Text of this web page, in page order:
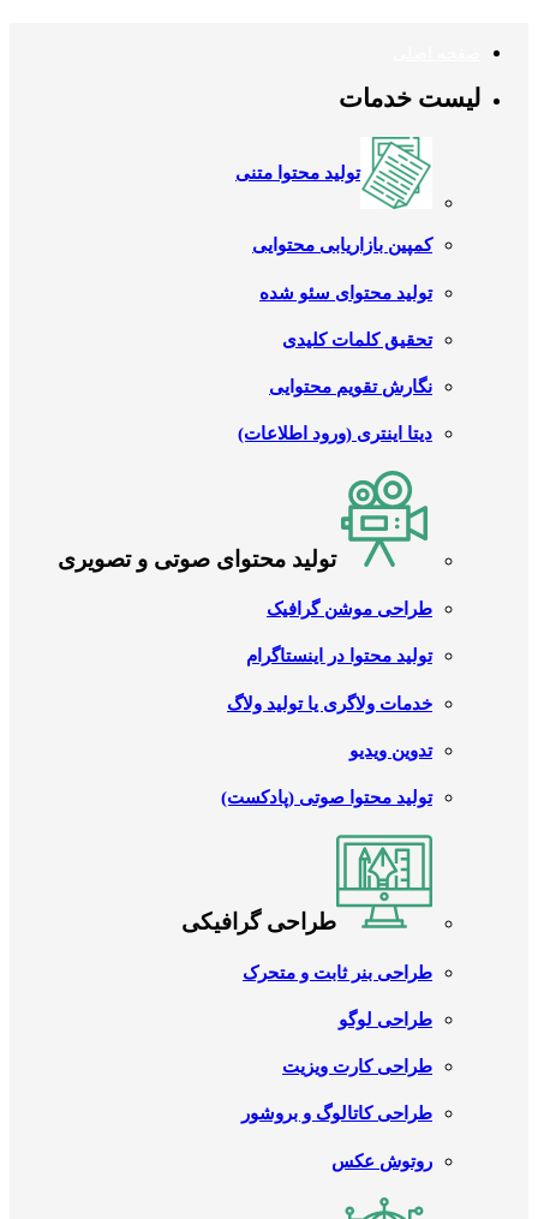
لیست خدمات
تولید محتوا متنی
کمپین بازاریابی محتوایی
تولید محتوای سئو شده
تحقیق کلمات کلیدی
نگارش تقویم محتوایی
دیتا اینتری (ورود اطلاعات)
تولید محتوای صوتی و تصویری
طراحی موشن گرافیک
تولید محتوا در اینستاگرام
خدمات ولاگری یا تولید ولاگ
تدوین ویدیو
تولید محتوا صوتی (پادکست)
طراحی گرافیکی
طراحی بنر ثابت و متحرک
طراحی لوگو
طراحی کارت ویزیت
طراحی کاتالوگ و بروشور
روتوش عکس